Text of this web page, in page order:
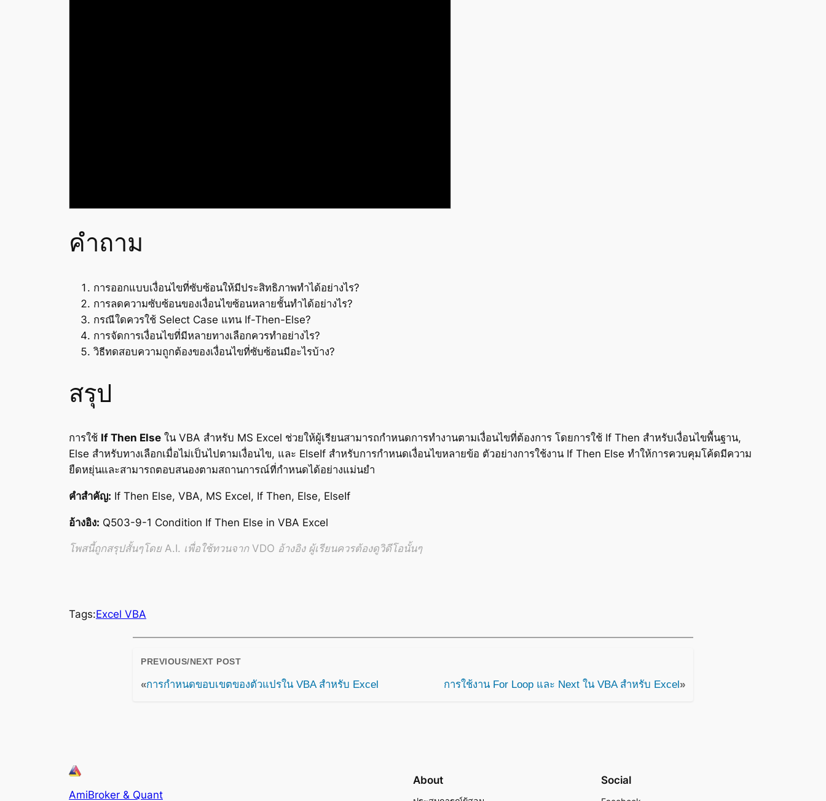
คำถาม
การออกแบบเงื่อนไขที่ซับซ้อนให้มีประสิทธิภาพทำได้อย่างไร?
การลดความซับซ้อนของเงื่อนไขซ้อนหลายชั้นทำได้อย่างไร?
กรณีใดควรใช้ Select Case แทน If-Then-Else?
การจัดการเงื่อนไขที่มีหลายทางเลือกควรทำอย่างไร?
วิธีทดสอบความถูกต้องของเงื่อนไขที่ซับซ้อนมีอะไรบ้าง?
สรุป
การใช้ If Then Else ใน VBA สำหรับ MS Excel ช่วยให้ผู้เรียนสามารถกำหนดการทำงานตามเงื่อนไขที่ต้องการ โดยการใช้ If Then สำหรับเงื่อนไขพื้นฐาน,
Else สำหรับทางเลือกเมื่อไม่เป็นไปตามเงื่อนไข, และ ElseIf สำหรับการกำหนดเงื่อนไขหลายข้อ ตัวอย่างการใช้งาน If Then Else ทำให้การควบคุมโค้ดมีความ
ยืดหยุ่นและสามารถตอบสนองตามสถานการณ์ที่กำหนดได้อย่างแม่นยำ
คำสำคัญ: If Then Else, VBA, MS Excel, If Then, Else, ElseIf
อ้างอิง: Q503-9-1 Condition If Then Else in VBA Excel
โพสนี้ถูกสรุปสั้นๆโดย A.I. เพื่อใช้ทวนจาก VDO อ้างอิง ผู้เรียนควรต้องดูวิดีโอนั้นๆ
Tags:Excel VBA
PREVIOUS/NEXT POST
«การกำหนดขอบเขตของตัวแปรใน VBA สำหรับ Excel การใช้งาน For Loop และ Next ใน VBA สำหรับ Excel »
AmiBroker & Quant
About Social